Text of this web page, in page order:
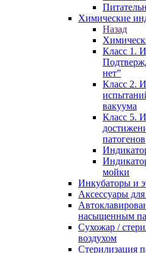
Химические
Назад
Класс 1.
нет”
Класс 2.
вакуума
Класс 5.
патогенов
мойки
Инкубаторы и
Аксессуары
насыщенным
Сухожар /
воздухом
Стерилизация